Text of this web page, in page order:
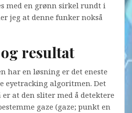
med en grønn sirkel rundt i
jeg at denne funker nokså
resultat
har en løsning er det eneste
eyetracking algoritmen. Det
at den sliter med å detektere
gaze (gaze; punkt en